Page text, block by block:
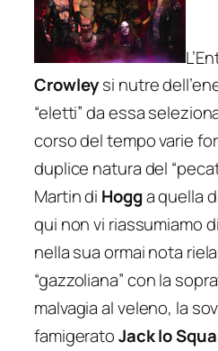
Crowleysi nutre
“eletti” da essa
corso del tempo varie
duplice natura del
Martin di Hogga quella
qui non vi riassumiamo
nella sua ormai nota
“gazzoliana” con la
malvagia al veleno, la
famigeratoJack lo